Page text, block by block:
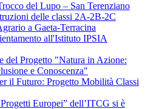
del Lupo – San Terenziano
delle classi 2A-2B-2C
a Gaeta-Terracina
all'Istituto IPSIA
del Progetto "Natura in Azione:
e Conoscenza"
il Futuro: Progetto Mobilità Classi
Europei” dell’ITCG si è